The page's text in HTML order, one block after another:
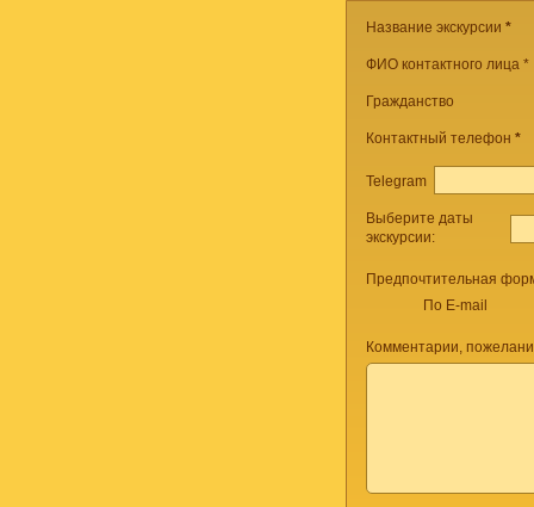
Название экскурсии *
ФИО контактного лица *
Гражданство
Контактный телефон *
Telegram
Выберите даты
экскурсии:
Предпочтительная
По E-mail
Комментарии,